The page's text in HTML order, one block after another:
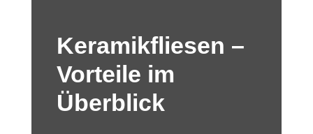
Keramikfliesen –
Vorteile im
Überblick